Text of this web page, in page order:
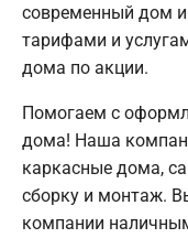
современный дом
тарифами и
дома по акции.
Помогаем с
дома! Наша
каркасные дома,
сборку и монтаж.
компании